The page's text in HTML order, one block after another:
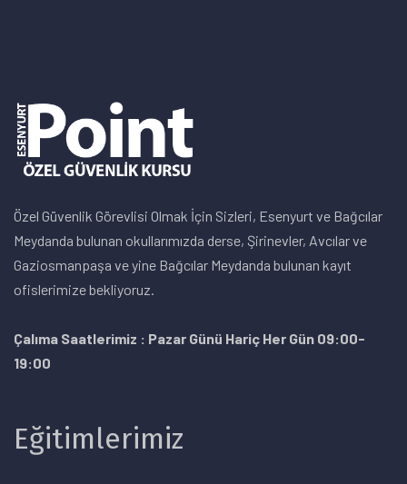
Özel Güvenlik Görevlisi Olmak İçin Sizleri, Esenyurt ve Bağcılar
Meydanda bulunan okullarımızda derse, Şirinevler, Avcılar ve
Gaziosmanpaşa ve yine Bağcılar Meydanda bulunan kayıt
ofislerimize bekliyoruz.
Çalıma Saatlerimiz : Pazar Günü Hariç Her Gün 09:00-
19:00
Eğitimlerimiz